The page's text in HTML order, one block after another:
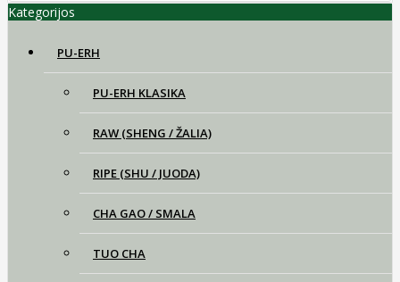
Kategorijos
PU-ERH
PU-ERH KLASIKA
RAW (SHENG / ŽALIA)
RIPE (SHU / JUODA)
CHA GAO / SMALA
TUO CHA